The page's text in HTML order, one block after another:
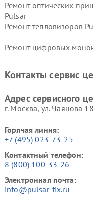
Ремонт оптических
Pulsar
Ремонт тепловизоров
Ремонт цифровых
Контакты сервис
Адрес сервисного
г. Москва, ул. Чаянова 18
Горячая линия:
+7 (495) 023-73-25
Контактный телефон:
8 (800) 100-33-26
Электронная почта:
info@pulsar-fix.ru